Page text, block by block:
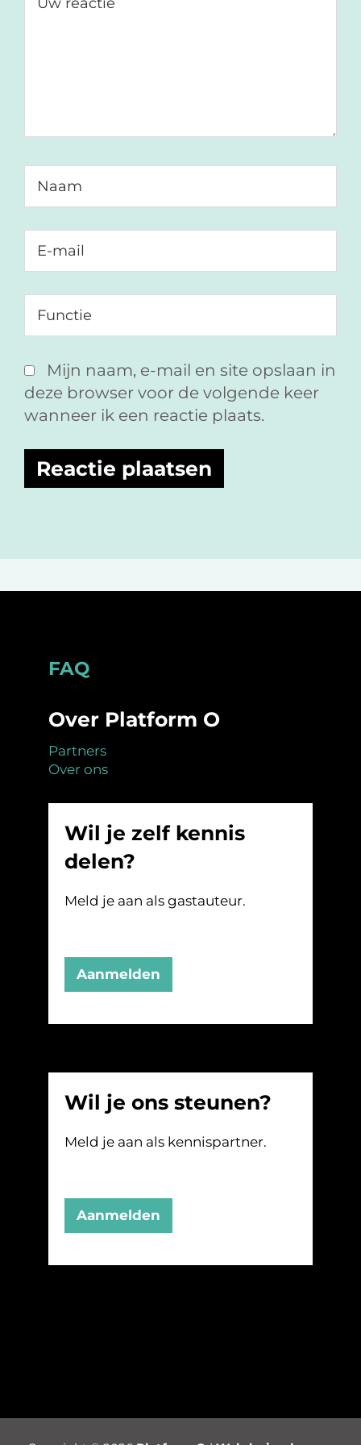
Mijn naam, e-mail en site opslaan in
deze browser voor de volgende keer
wanneer ik een reactie plaats.
Footer
FAQ
Over Platform O
Partners
Over ons
Wil je zelf kennis
delen?
Meld je aan als gastauteur.
Aanmelden
Wil je ons steunen?
Meld je aan als kennispartner.
Aanmelden